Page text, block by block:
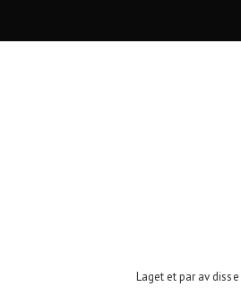
Laget et par av